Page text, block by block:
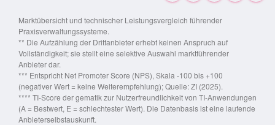
Marktübersicht und technischer Leistungsvergleich führender
Praxisverwaltungssysteme.
** Die Aufzählung der Drittanbieter erhebt keinen Anspruch auf
Vollständigkeit; sie stellt eine selektive Auswahl marktführender
Anbieter dar.
*** Entspricht Net Promoter Score (NPS), Skala -100 bis +100
(negativer Wert = keine Weiterempfehlung); Quelle: ZI (2025).
**** TI-Score der gematik zur Nutzerfreundlichkeit von TI-Anwendungen
(A = Bestwert, E = schlechtester Wert). Die Datenbasis ist eine laufende
Anbieterselbstauskunft.